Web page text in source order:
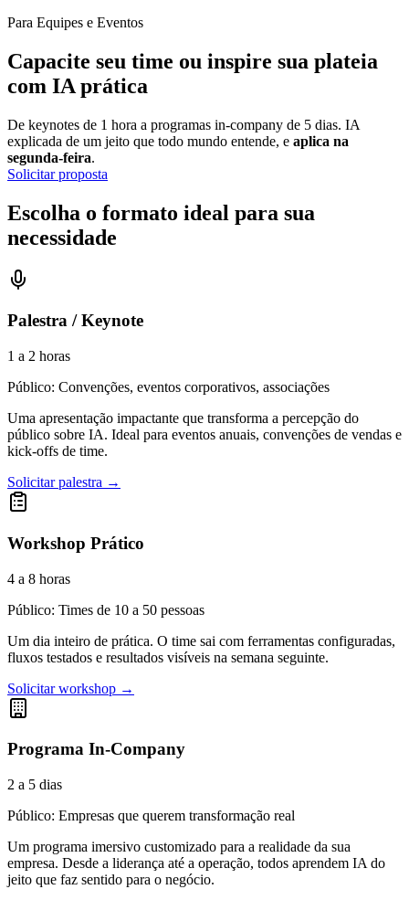
Para Equipes e Eventos
Capacite seu time ou inspire sua plateia
com IA prática
De keynotes de 1 hora a programas in-company de 5 dias. IA
explicada de um jeito que todo mundo entende, e aplica na
segunda-feira.
Solicitar proposta
Escolha o formato ideal para sua
necessidade
Palestra / Keynote
1 a 2 horas
Público: Convenções, eventos corporativos, associações
Uma apresentação impactante que transforma a percepção do
público sobre IA. Ideal para eventos anuais, convenções de vendas e
kick-offs de time.
Solicitar palestra →
Workshop Prático
4 a 8 horas
Público: Times de 10 a 50 pessoas
Um dia inteiro de prática. O time sai com ferramentas configuradas,
fluxos testados e resultados visíveis na semana seguinte.
Solicitar workshop →
Programa In-Company
2 a 5 dias
Público: Empresas que querem transformação real
Um programa imersivo customizado para a realidade da sua
empresa. Desde a liderança até a operação, todos aprendem IA do
jeito que faz sentido para o negócio.